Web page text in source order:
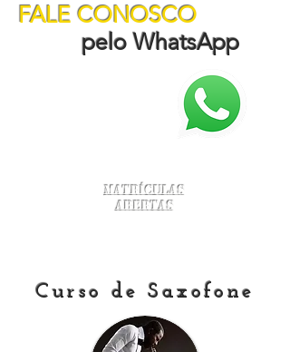
FALE CONOSCO
pelo WhatsApp
Matrículas
Abertas
Curso de Saxofone